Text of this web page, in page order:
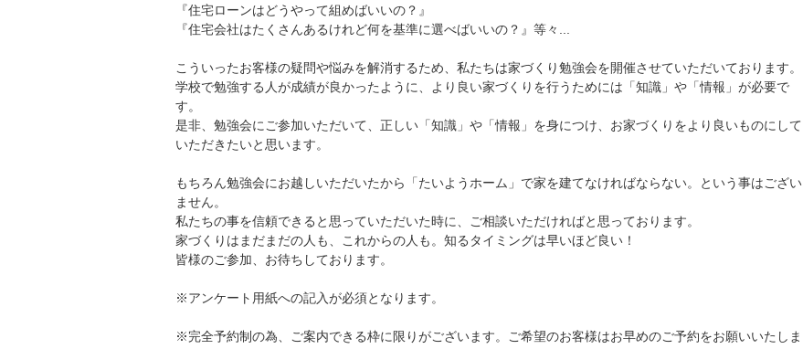
『住宅ローンはどうやって組めばいいの？』
『住宅会社はたくさんあるけれど何を基準に選べばいいの？』等々...
こういったお客様の疑問や悩みを解消するため、私たちは家づくり勉強会を開催させていただいております。
学校で勉強する人が成績が良かったように、より良い家づくりを行うためには「知識」や「情報」が必要で
す。
是非、勉強会にご参加いただいて、正しい「知識」や「情報」を身につけ、お家づくりをより良いものにして
いただきたいと思います。
もちろん勉強会にお越しいただいたから「たいようホーム」で家を建てなければならない。という事はござい
ません。
私たちの事を信頼できると思っていただいた時に、ご相談いただければと思っております。
家づくりはまだまだの人も、これからの人も。知るタイミングは早いほど良い！
皆様のご参加、お待ちしております。
※アンケート用紙への記入が必須となります。
※完全予約制の為、ご案内できる枠に限りがございます。ご希望のお客様はお早めのご予約をお願いいたしま